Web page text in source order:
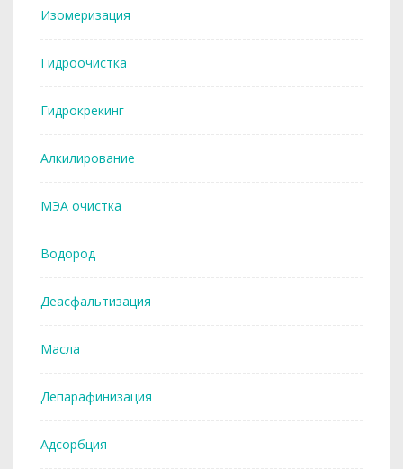
Изомеризация
Гидроочистка
Гидрокрекинг
Алкилирование
МЭА очистка
Водород
Деасфальтизация
Масла
Депарафинизация
Адсорбция